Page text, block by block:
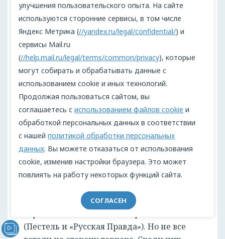
Монарх для Руссо – воплощение и воли
народа и справедливости. Под
справедливостью философ понимал
приоритет свободы и равенства всех
перед законом. Руссо, таким образом,
связал светскую этику и власть, этические
добродетели (ценности – добро,
достоинство, ответственность, честь) и
идеал Правителя, оставив за Монархом
право быть равным среди равных.
Продолжили Руссо наши декабристы.
Осмысливая опыт европейских
революций, философских трудов, наши
некоторые из них предпочитали
(Пестель и «Русская Правда»). Но не все
Видеообращение директора Проекта "МЫ" Анжелики
Перовой (Войкиной)
улучшения пользовательского опыта. На сайте
используются сторонние сервисы, в том числе
Яндекс Метрика (//yandex.ru/legal/confidential/) и
сервисы Mail.ru
(//help.mail.ru/legal/terms/common/privacy), которые
могут собирать и обрабатывать данные с
использованием cookie и иных технологий.
Продолжая пользоваться сайтом, вы
соглашаетесь сиспользованием файлов cookie и
обработкой персональных данных в соответствии
с нашейполитикой обработки персональных
данных. Вы можете отказаться от использования
cookie, изменив настройки браузера. Это может
повлиять на работу некоторых функций сайта.
СОГЛАСЕН